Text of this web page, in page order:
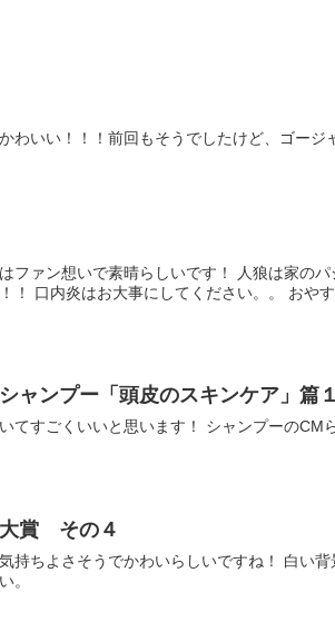
わいい！！！前回もそうでしたけど、ゴージ
ファン想いで素晴らしいです！ 人狼は家の
！ 口内炎はお大事にしてください。。 おやす
ャンプー「頭皮のスキンケア」篇
てすごくいいと思います！ シャンプーのCM
大賞 その４
持ちよさそうでかわいらしいですね！ 白い
。